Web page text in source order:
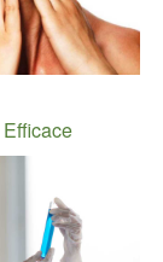
Efficace